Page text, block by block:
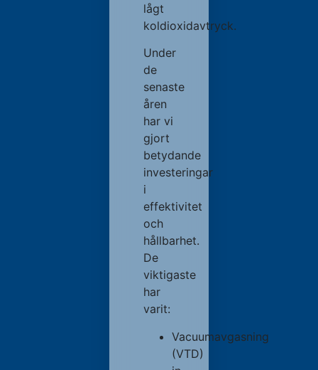
lågt
koldioxidavtryck.
Under
de
senaste
åren
har vi
gjort
betydande
investeringar
i
effektivitet
och
hållbarhet.
De
viktigaste
har
varit:
Vacuumavgasning
(VTD)